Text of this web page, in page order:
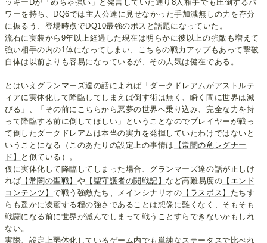
ッキーDが「めちゃ強い」と発言していた通り8人相手でも圧倒するパ
ワーを持ち、DQ6では主人公達に見せなかった手加減無しの力を存分
に振るう、登場時点でDQ10最強のボスと話題になっていた。
流石に実装から9年以上経過した現在は明らかに彼以上の強敵も増えて
強い相手の内の1体になってしまい、こちらの戦力アップもあって撃破
自体は以前よりも容易になっているが、その人気は健在である。
とはいえグランマーズ達の話によれば「ダークドレアムがアストルテ
ィアに実体化して降臨してしまえば倒す術は無く、瞬く間に世界は滅
びる」、「その前にこちらから悪夢の世界へ乗り込み、完全な力を持
って降臨する前に倒してほしい」ということなのでプレイヤーが戦っ
て倒したダークドレアムは本当の実力を発揮していたわけではないと
いうことになる（このあたりの設定上の事情は
【常闇の竜レグナー
ド】
と似ている）。
仮に実体化して降臨してしまった場合、グランマーズ達の話が正しけ
れば 【常闇の聖戦】 や 【聖守護者の闘戦記】 など高難易度の 【エンド
コンテンツ】で戦う強敵たち、メインシナリオの 【ラスボス】 たちす
らも遥かに凌駕する程の強さであることは想像に難くなく、そもそも
戦闘になる前に世界が滅んでしまって戦うことすらできないかもしれ
ない。
実際、設定上弱体化しているゲーム内でも単純なステータスで比べれ